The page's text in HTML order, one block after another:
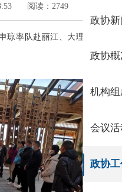
政协新
政协概
机构组
会议活
政协工
阅读：2749
琼率队赴丽江、大理